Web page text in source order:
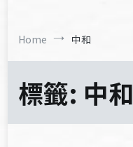
Home 中和
標籤: 中和